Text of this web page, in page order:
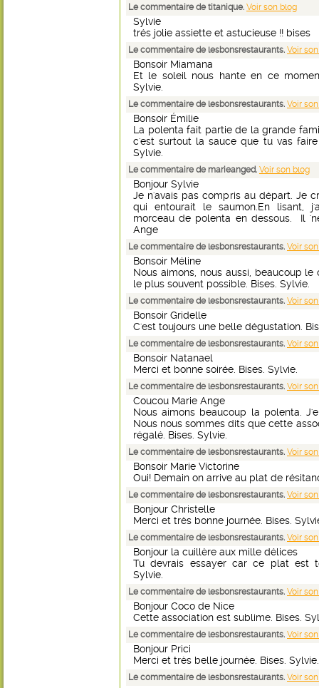
Le commentaire de titanique. Voir son blog
Sylvie
trés jolie assiette et astucieuse !! bises
Le commentaire de lesbonsrestaurants. Voir
Bonsoir Miamana
Et le soleil nous hante en ce
Sylvie.
Le commentaire de lesbonsrestaurants. Voir
Bonsoir Émilie
La polenta fait partie de la grande
c'est surtout la sauce que tu vas
Sylvie.
Le commentaire de marieanged. Voir son blog
Bonjour Sylvie
Je n'avais pas compris au départ. Je
qui entourait le saumon.En lisant,
morceau de polenta en dessous. Il
Ange
Le commentaire de lesbonsrestaurants. Voir
Bonsoir Méline
Nous aimons, nous aussi, beaucoup
le plus souvent possible. Bises. Sylvie.
Le commentaire de lesbonsrestaurants. Voir
Bonsoir Gridelle
C'est toujours une belle dégustation.
Le commentaire de lesbonsrestaurants. Voir
Bonsoir Natanael
Merci et bonne soirée. Bises. Sylvie.
Le commentaire de lesbonsrestaurants. Voir
Coucou Marie Ange
Nous aimons beaucoup la polenta.
Nous nous sommes dits que cette
régalé. Bises. Sylvie.
Le commentaire de lesbonsrestaurants. Voir
Bonsoir Marie Victorine
Oui! Demain on arrive au plat de
Le commentaire de lesbonsrestaurants. Voir
Bonjour Christelle
Merci et très bonne journée. Bises.
Le commentaire de lesbonsrestaurants. Voir
Bonjour la cuillère aux mille délices
Tu devrais essayer car ce plat est
Sylvie.
Le commentaire de lesbonsrestaurants. Voir
Bonjour Coco de Nice
Cette association est sublime. Bises.
Le commentaire de lesbonsrestaurants. Voir
Bonjour Prici
Merci et très belle journée. Bises. Sylvie.
Le commentaire de lesbonsrestaurants. Voir